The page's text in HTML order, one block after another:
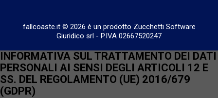
fallcoaste.it © 2026 è un prodotto Zucchetti Software
Giuridico srl - P.IVA 02667520247
INFORMATIVA SUL TRATTAMENTO DEI DATI
PERSONALI AI SENSI DEGLI ARTICOLI 12 E
SS. DEL REGOLAMENTO (UE) 2016/679
(GDPR)